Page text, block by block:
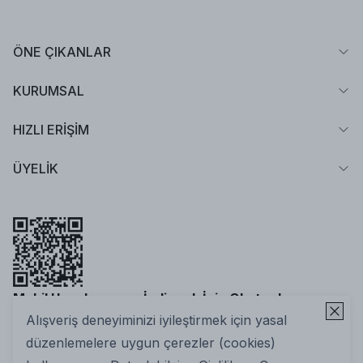
Alışveriş deneyiminizi iyileştirmek için yasal
düzenlemelere uygun çerezler (cookies)
ÖNE ÇIKANLAR
KURUMSAL
HIZLI ERİŞİM
ÜYELİK
Mobil Uygulamamızı İndirmek İçin Okutun!